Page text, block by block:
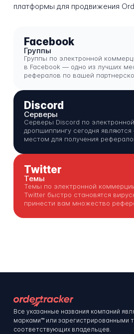
платформы для продвижения
Facebook
Группы
Группы по электронной
в Facebook — одно из лучших
рефералов по вашей
Discord
Серверы
Серверы Discord по
дропшиппингу сегодня
местом для получения
Twitter
Темы
Темы по электронной
Twitter быстро становятся
принести вам множество
Все указанные названия компаний
марками™ или зарегистрированными
соответствующих владельцев.